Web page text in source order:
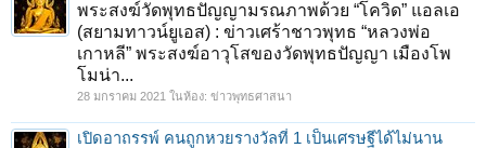
พระสงฆ์วัดพุทธปัญญามรณภาพด้วย “โควิด” แอลเอ
(สยามทาวน์ยูเอส) : ข่าวเศร้าชาวพุทธ “หลวงพ่อ
เกาหลี” พระสงฆ์อาวุโสของวัดพุทธปัญญา เมืองโพ
โมน่า...
28 มกราคม 2021 ในห้อง: ข่าวพุทธศาสนา
เปิดอาถรรพ์ คนถูกหวยรางวัลที่ 1 เป็นเศรษฐีได้ไม่นาน